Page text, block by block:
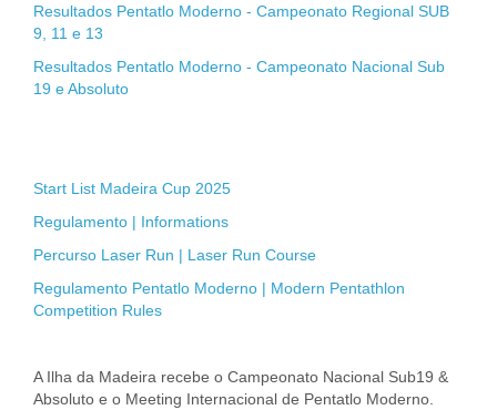
Resultados Pentatlo Moderno - Campeonato Regional SUB
9, 11 e 13
Resultados Pentatlo Moderno - Campeonato Nacional Sub
19 e Absoluto
Start List Madeira Cup 2025
Regulamento | Informations
Percurso Laser Run | Laser Run Course
Regulamento Pentatlo Moderno | Modern Pentathlon
Competition Rules
A Ilha da Madeira recebe o Campeonato Nacional Sub19 &
Absoluto e o Meeting Internacional de Pentatlo Moderno.